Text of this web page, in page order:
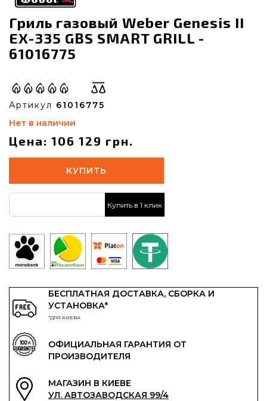
Гриль газовый Weber Genesis II
EX-335 GBS SMART GRILL -
61016775
Артикул 61016775
Нет в наличии
Цена: 106 129 грн.
КУПИТЬ
Купить в 1 клик
БЕСПЛАТНАЯ ДОСТАВКА, СБОРКА И
УСТАНОВКА*
*ДЛЯ КИЕВА
ОФИЦИАЛЬНАЯ ГАРАНТИЯ ОТ
ПРОИЗВОДИТЕЛЯ
МАГАЗИН В КИЕВЕ
УЛ. АВТОЗАВОДСКАЯ 99/4